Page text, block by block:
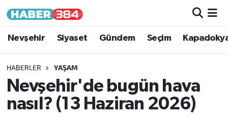
Nevşehir Siyaset Gündem Seçim
HABERLER YAŞAM
Nevşehir'de bugün hava
nasıl? (13 Haziran 2026)
Nöbetçi Eczaneler
Hava Durumu
Trafik Durumu